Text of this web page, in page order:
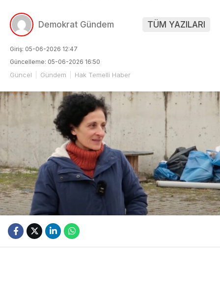
Demokrat Gündem TÜM YAZILARI
Giriş: 05-06-2026 12:47
Güncelleme: 05-06-2026 16:50
Güncel Gündem Hak Temelli Haber